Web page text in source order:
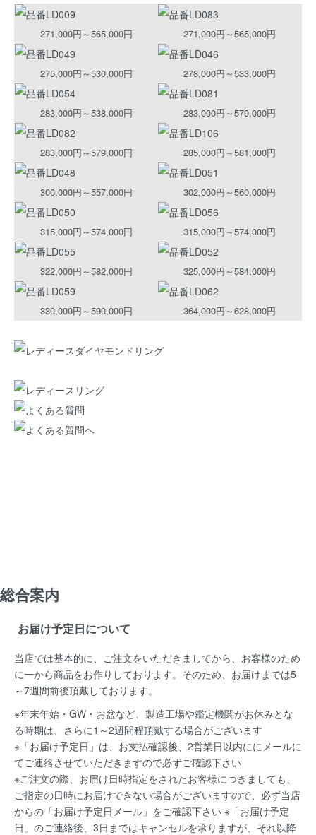
271,000円～565,000円 271,000円～565,000円
275,000円～530,000円 278,000円～533,000円
283,000円～538,000円 283,000円～579,000円
283,000円～579,000円 285,000円～581,000円
300,000円～557,000円 302,000円～560,000円
315,000円～574,000円 315,000円～574,000円
322,000円～582,000円 325,000円～584,000円
330,000円～590,000円 364,000円～628,000円
総合案内
お届け予定日について
当店では基本的に、ご注文をいただきましてから、お客様のため
に一から商品をお作りしております。そのため、お届けまでは5
～7週間前後頂戴しております。
※年末年始・GW・お盆など、製造工場や鑑定機関がお休みとな
る時期は、さらに1～2週間程頂戴する場合がございます
※「お届け予定日」は、お支払確認後、2営業日以内ににメールに
てご連絡させていただきますので必ずご確認下さい
※ご注文の際、お届け日時指定をされたお客様につきましても、
ご指定の日時にお届けできない場合がございますので、必ず当店
からの「お届け予定日メール」をご確認下さい ※「お届け予定
日」のご連絡後、3日まではキャンセルを承りますが、それ以降